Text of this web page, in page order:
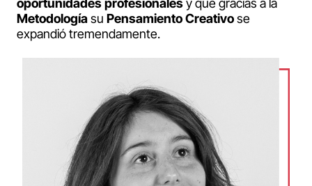
oportunidadesprofesionalesy que gracias a la
Metodologíasu PensamientoCreativose
expandió tremendamente.